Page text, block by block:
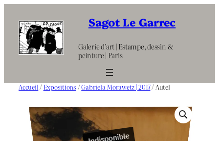
contenu
Sagot Le Garrec
Galerie d’art | Estampe, dessin &
peinture | Paris
Accueil / Expositions /Gabriela Morawetz | 2017/ Autel